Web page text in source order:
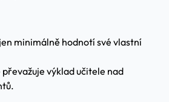
minimálně hodnotí své vlastní
převažuje výklad učitele nad